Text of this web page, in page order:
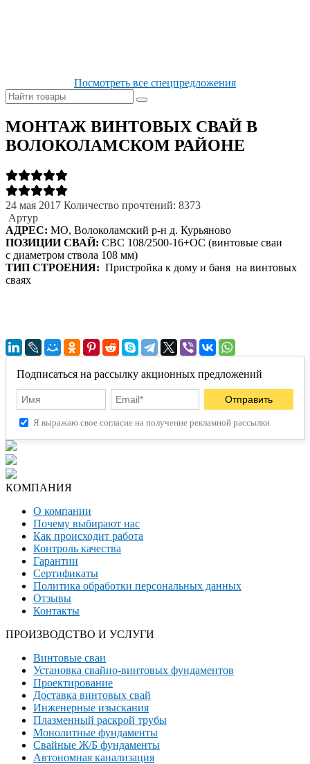
Посмотреть все спецпредложения
МОНТАЖ ВИНТОВЫХ СВАЙ В
ВОЛОКОЛАМСКОМ РАЙОНЕ
24 мая 2017 Количество прочтений: 8373
Артур
АДРЕС: МО, Волоколамский р-н д. Курьяново
ПОЗИЦИИ СВАЙ: СВС 108/2500-16+ОС (винтовые сваи
с диаметром ствола 108 мм)
ТИП СТРОЕНИЯ: Пристройка к дому и баня на винтовых
сваях
Подписаться на рассылку акционных предложений
Я выражаю свое согласие на получение рекламной рассылки
КОМПАНИЯ
О компании
Почему выбирают нас
Как происходит работа
Контроль качества
Гарантии
Сертификаты
Политика обработки персональных данных
Отзывы
Контакты
ПРОИЗВОДСТВО И УСЛУГИ
Винтовые сваи
Установка свайно-винтовых фундаментов
Проектирование
Доставка винтовых свай
Инженерные изыскания
Плазменный раскрой трубы
Монолитные фундаменты
Свайные Ж/Б фундаменты
Автономная канализация